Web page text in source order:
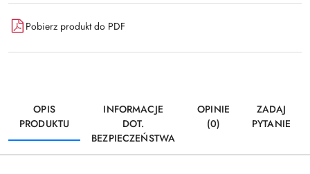
Pobierz produkt do PDF
OPIS
PRODUKTU
INFORMACJE
DOT.
BEZPIECZEŃSTWA
OPINIE
(0)
ZADAJ
PYTANIE